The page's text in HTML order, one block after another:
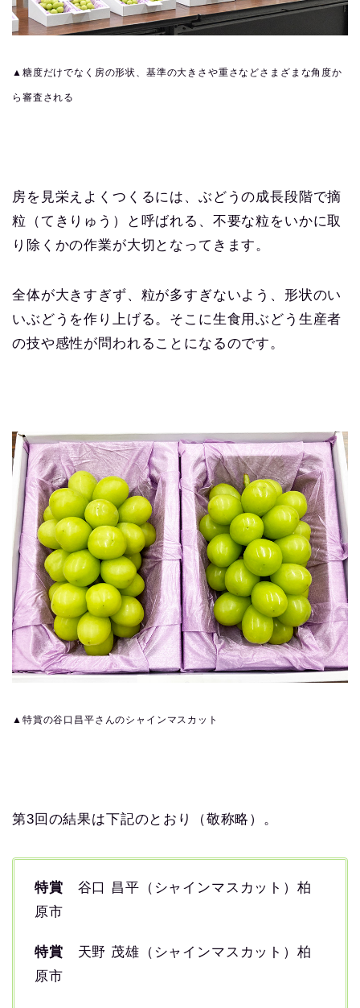
▲糖度だけでなく房の形状、基準の大きさや重さなどさまざまな角度か
ら審査される
房を見栄えよくつくるには、ぶどうの成長段階で摘
粒（てきりゅう）と呼ばれる、不要な粒をいかに取
り除くかの作業が大切となってきます。
全体が大きすぎず、粒が多すぎないよう、形状のい
いぶどうを作り上げる。そこに生食用ぶどう生産者
の技や感性が問われることになるのです。
▲特賞の谷口昌平さんのシャインマスカット
第3回の結果は下記のとおり（敬称略）。
特賞 谷口 昌平（シャインマスカット）柏
原市
特賞 天野 茂雄（シャインマスカット）柏
原市